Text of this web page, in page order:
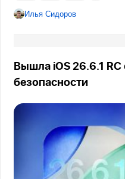
Илья Сидоров
Вышла iOS 26.6.1
безопасности